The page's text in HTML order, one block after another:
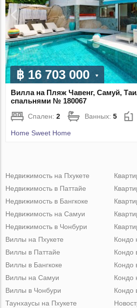
฿ 16 703 000
Вилла на Пляж Чавенг, Самуй,
спальнями № 180067
Спален:2 Ванных:5
Home Sweet Home
Недвижимость на Пхукете
Недвижимость в Паттайе
Недвижимость в Бангкоке
Недвижимость на Самуи
Недвижимость в Чонбури
Виллы на Пхукете
Виллы в Паттайе
Виллы в Бангкоке
Виллы на Самуи
Виллы в Чонбури
Кондо
Кондо
Кондо
Кондо
Кондо
Таунхаусы на Пхукете